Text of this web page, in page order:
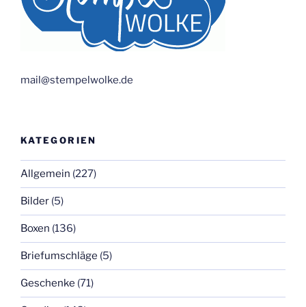
mail@stempelwolke.de
KATEGORIEN
Allgemein (227)
Bilder (5)
Boxen (136)
Briefumschläge (5)
Geschenke (71)